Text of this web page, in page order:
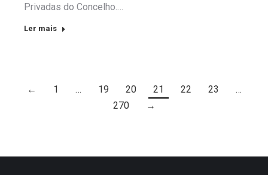
Privadas do Concelho.…
Ler mais
← 1 … 19 20 21 22 23
…
270
→